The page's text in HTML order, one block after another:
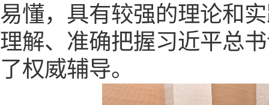
易懂，具有较强的理论和
理解、准确把握习近平总
了权威辅导。